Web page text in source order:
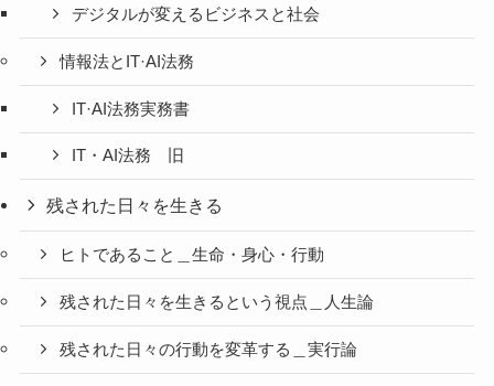
デジタルが変えるビジネスと社会
情報法とIT·AI法務
IT·AI法務実務書
IT・AI法務 旧
残された日々を生きる
ヒトであること＿生命・身心・行動
残された日々を生きるという視点＿人生論
残された日々の行動を変革する＿実行論